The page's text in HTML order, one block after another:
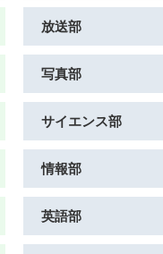
放送部
写真部
サイエンス部
情報部
英語部